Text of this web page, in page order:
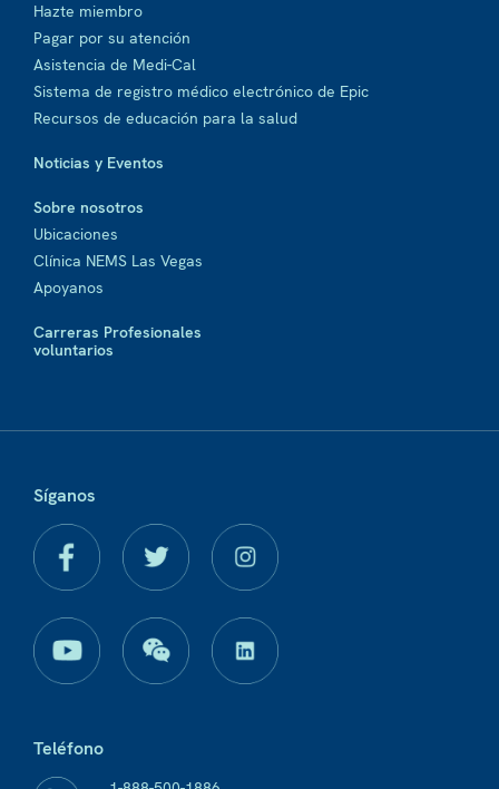
Hazte miembro
Pagar por su atención
Asistencia de Medi-Cal
Sistema de registro médico electrónico de Epic
Recursos de educación para la salud
Noticias y Eventos
Sobre nosotros
Ubicaciones
Clínica NEMS Las Vegas
Apoyanos
Carreras Profesionales
voluntarios
Síganos
Teléfono